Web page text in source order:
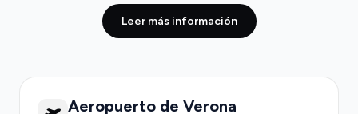
A22 (Modena-Brenner) a seconda della tua
destinazione. In orari di punta il traffico può
aeroporti europei. Il percorso è semplice e ben
Leer más información
Aeropuerto de Verona